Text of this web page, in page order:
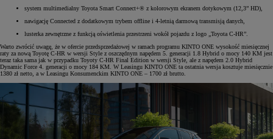
system multimedialny Toyota Smart Connect+® z kolorowym ekranem dotykowym (12,3” HD),
nawigację Connected z dodatkowym trybem offline i 4-letnią darmową transmisją danych,
lusterka zewnętrzne z funkcją oświetlenia przestrzeni wokół pojazdu z logo „Toyota C-HR”.
Warto zwrócić uwagę, że w ofercie przedsprzedażowej w ramach programu KINTO ONE wysokość miesięcznej
raty za nową Toyotę C-HR w wersji Style z oszczędnym napędem 5. generacji 1.8 Hybrid o mocy 140 KM jest
teraz taka sama jak w przypadku Toyoty C-HR Final Edition w wersji Style, ale z napędem 2.0 Hybrid
Dynamic Force 4. generacji o mocy 184 KM. W Leasingu KINTO ONE ta ostatnia wersja kosztuje miesięcznie
1380 zł netto, a w Leasingu Konsumenckim KINTO ONE – 1700 zł brutto.